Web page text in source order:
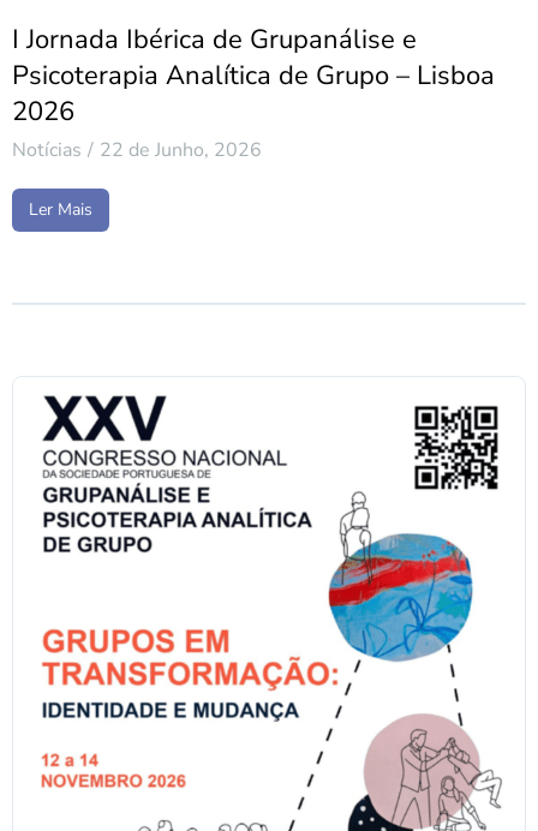
I Jornada Ibérica de Grupanálise e
Psicoterapia Analítica de Grupo – Lisboa
2026
Notícias 22 de Junho, 2026
Ler Mais